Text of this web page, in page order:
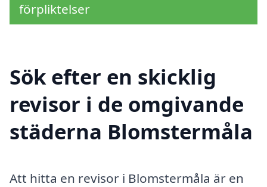
förpliktelser
Sök efter en skicklig
revisor i de omgivande
städerna Blomstermåla
Att hitta en revisor i Blomstermåla är en